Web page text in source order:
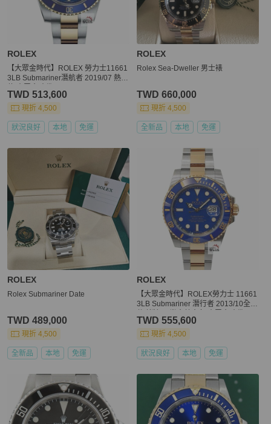
ROLEX
【大眾金時代】ROLEX 勞力士11661
3LB Submariner潛航者 2019/07 熱門
TWD 513,600
現折 4,500
狀況良好 本地 免運
ROLEX
Rolex Sea-Dweller 男士裱
TWD 660,000
現折 4,500
全新品 本地 免運
ROLEX
Rolex Submariner Date
TWD 489,000
現折 4,500
全新品 本地 免運
ROLEX
【大眾金時代】ROLEX勞力士 11661
3LB Submariner 潛行者 2013/10全配
72
TWD 555,600
現折 4,500
狀況良好 本地 免運